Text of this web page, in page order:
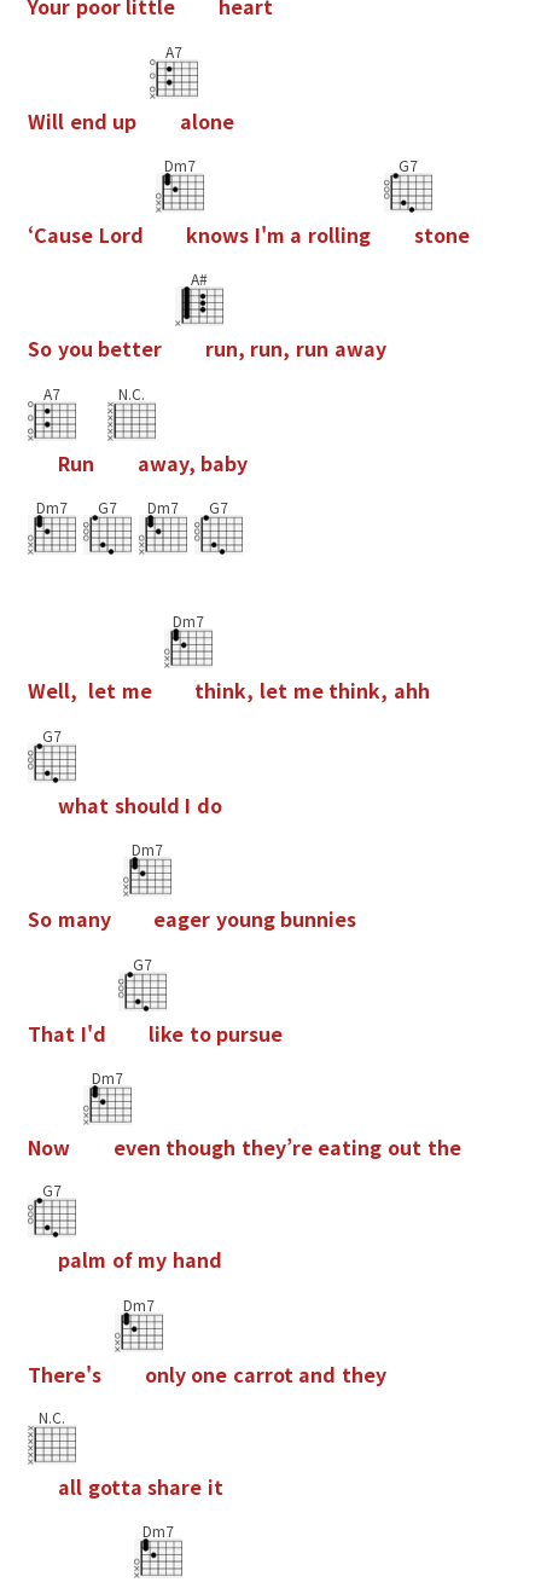
Your poor little heart
Will end up
A7
alone
‘Cause Lord
Dm7
knows I'm a rolling
G7
stone
So you better
A#
run, run, run away
A7
Run
N.C.
away, baby
Dm7 G7 Dm7 G7
Well, let me
Dm7
think, let me think, ahh
G7
what should I do
So many
Dm7
eager young bunnies
That I'd
G7
like to pursue
Now
Dm7
even though they’re eating out the
G7
palm of my hand
There's
Dm7
only one carrot and they
N.C.
all gotta share it
Dm7